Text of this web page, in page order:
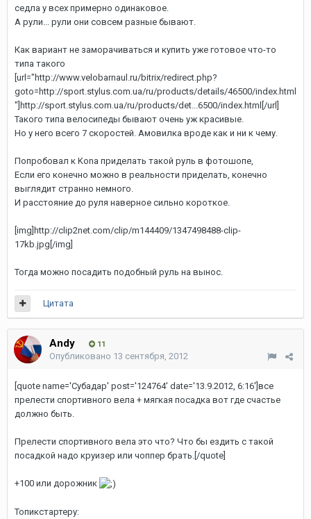
седла у всех примерно одинаковое.
А рули... рули они совсем разные бывают.
Как вариант не заморачиваться и купить уже готовое что-то
типа такого
[url="http://www.velobarnaul.ru/bitrix/redirect.php?
goto=http://sport.stylus.com.ua/ru/products/details/46500/index.html
"]http://sport.stylus.com.ua/ru/products/det...6500/index.html[/url]
Такого типа велосипеды бывают очень уж красивые.
Но у него всего 7 скоростей. Амовилка вроде как и ни к чему.
Попробовал к Kona приделать такой руль в фотошопе,
Если его конечно можно в реальности приделать, конечно
выглядит странно немного.
И расстояние до руля наверное сильно короткое.
[img]http://clip2net.com/clip/m144409/1347498488-clip-
17kb.jpg[/img]
Тогда можно посадить подобный руль на вынос.
Цитата
Andy 11
Опубликовано 13 сентября, 2012
[quote name='Субадаp' post='124764' date='13.9.2012, 6:16']все
прелести спортивного вела + мягкая посадка вот где счастье
должно быть.
Прелести спортивного вела это что? Что бы ездить с такой
посадкой надо круизер или чоппер брать.[/quote]
+100 или дорожник
Топикстартеру: